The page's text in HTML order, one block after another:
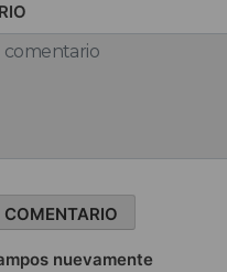
nuevamente